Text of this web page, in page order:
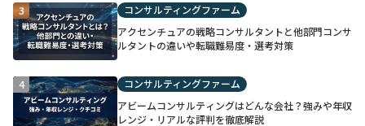
3
コンサルティングファーム
アクセンチュアの戦略コンサルタントと他部門コンサ
ルタントの違いや転職難易度・選考対策
4
コンサルティングファーム
アビームコンサルティングはどんな会社？強みや年収
レンジ・リアルな評判を徹底解説